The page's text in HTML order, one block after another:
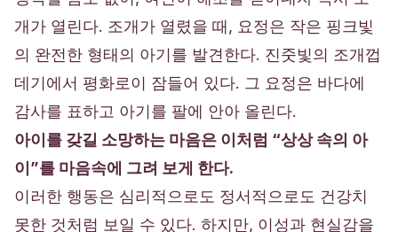
개가 열린다. 조개가 열렸을 때, 요정은 작은 핑크빛
의 완전한 형태의 아기를 발견한다. 진줏빛의 조개껍
데기에서 평화로이 잠들어 있다. 그 요정은 바다에
감사를 표하고 아기를 팔에 안아 올린다.
아이를 갖길 소망하는 마음은 이처럼 “상상 속의 아
이”를 마음속에 그려 보게 한다.
이러한 행동은 심리적으로도 정서적으로도 건강치
못한 것처럼 보일 수 있다. 하지만, 이성과 현실감을